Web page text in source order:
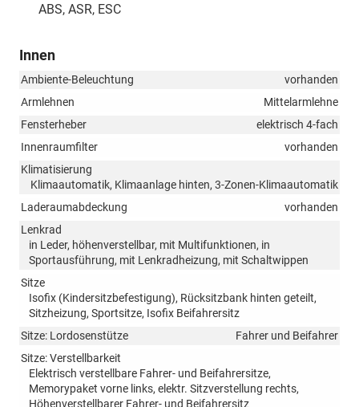
ABS, ASR, ESC
Innen
Ambiente-Beleuchtung
vorhanden
Armlehnen
Mittelarmlehne
Fensterheber
elektrisch 4-fach
Innenraumfilter
vorhanden
Klimatisierung
Klimaautomatik, Klimaanlage hinten, 3-Zonen-Klimaautomatik
Laderaumabdeckung
vorhanden
Lenkrad
in Leder, höhenverstellbar, mit Multifunktionen, in
Sportausführung, mit Lenkradheizung, mit Schaltwippen
Sitze
Isofix (Kindersitzbefestigung), Rücksitzbank hinten geteilt,
Sitzheizung, Sportsitze, Isofix Beifahrersitz
Sitze: Lordosenstütze
Fahrer und Beifahrer
Sitze: Verstellbarkeit
Elektrisch verstellbare Fahrer- und Beifahrersitze,
Memorypaket vorne links, elektr. Sitzverstellung rechts,
Höhenverstellbarer Fahrer- und Beifahrersitz